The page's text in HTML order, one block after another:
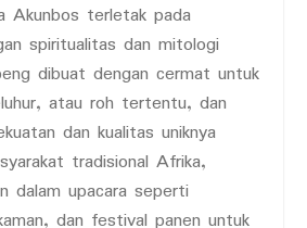
Akunbos terletak pada
spiritualitas dan mitologi
dibuat dengan cermat untuk
atau roh tertentu, dan
dan kualitas uniknya
tradisional Afrika,
dalam upacara seperti
dan festival panen untuk